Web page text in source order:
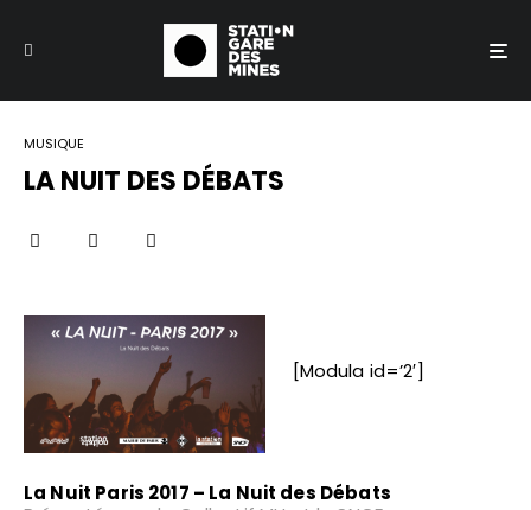
MUSIQUE
LA NUIT DES DÉBATS
[Modula id=’2′]
La Nuit Paris 2017 – La Nuit des Débats